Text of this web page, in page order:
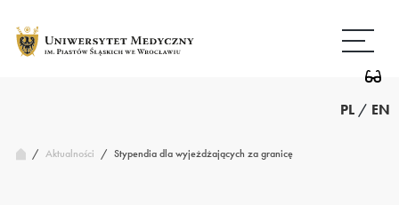
treści
strony
PL / EN
/ Aktualności / Stypendia dla wyjeżdżających za granicę